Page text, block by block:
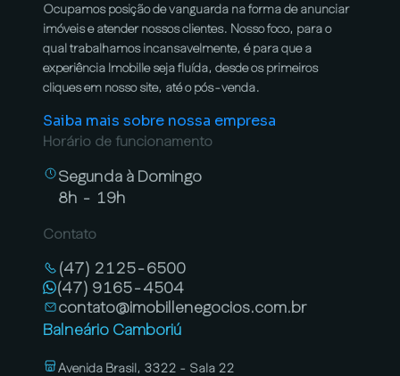
Ocupamos posição de vanguarda na forma de anunciar
imóveis e atender nossos clientes. Nosso foco, para o
qual trabalhamos incansavelmente, é para que a
experiência Imobille seja fluída, desde os primeiros
cliques em nosso site, até o pós-venda.
Saiba mais sobre nossa empresa
Horário de funcionamento
Segunda à Domingo
8h - 19h
Contato
(47) 2125-6500
(47) 9165-4504
contato@imobillenegocios.com.br
Balneário Camboriú
Avenida Brasil, 3322 - Sala 22